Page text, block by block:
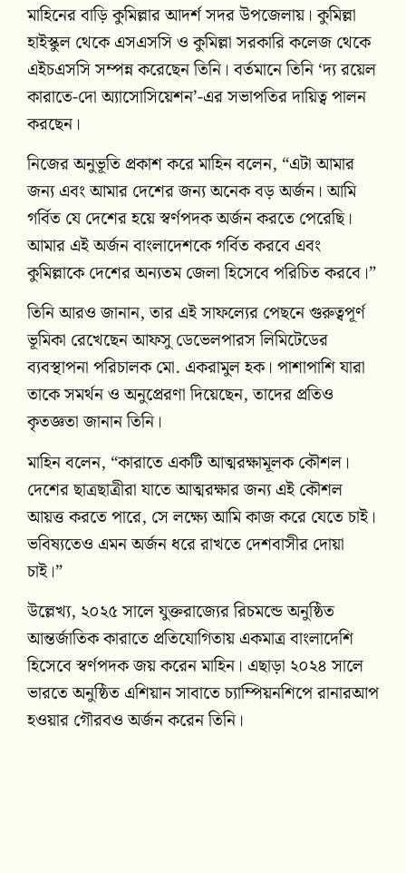
মাহিনের বাড়ি কুমিল্লার আদর্শ সদর উপজেলায়। কুমিল্লা
হাইস্কুল থেকে এসএসসি ও কুমিল্লা সরকারি কলেজ থেকে
এইচএসসি সম্পন্ন করেছেন তিনি। বর্তমানে তিনি ‘দ্য রয়েল
কারাতে-দো অ্যাসোসিয়েশন’-এর সভাপতির দায়িত্ব পালন
করছেন।
নিজের অনুভূতি প্রকাশ করে মাহিন বলেন, “এটা আমার
জন্য এবং আমার দেশের জন্য অনেক বড় অর্জন। আমি
গর্বিত যে দেশের হয়ে স্বর্ণপদক অর্জন করতে পেরেছি।
আমার এই অর্জন বাংলাদেশকে গর্বিত করবে এবং
কুমিল্লাকে দেশের অন্যতম জেলা হিসেবে পরিচিত করবে।”
তিনি আরও জানান, তার এই সাফল্যের পেছনে গুরুত্বপূর্ণ
ভূমিকা রেখেছেন আফসু ডেভেলপারস লিমিটেডের
ব্যবস্থাপনা পরিচালক মো. একরামুল হক। পাশাপাশি যারা
তাকে সমর্থন ও অনুপ্রেরণা দিয়েছেন, তাদের প্রতিও
কৃতজ্ঞতা জানান তিনি।
মাহিন বলেন, “কারাতে একটি আত্মরক্ষামূলক কৌশল।
দেশের ছাত্রছাত্রীরা যাতে আত্মরক্ষার জন্য এই কৌশল
আয়ত্ত করতে পারে, সে লক্ষ্যে আমি কাজ করে যেতে চাই।
ভবিষ্যতেও এমন অর্জন ধরে রাখতে দেশবাসীর দোয়া
চাই।”
উল্লেখ্য, ২০২৫ সালে যুক্তরাজ্যের রিচমন্ডে অনুষ্ঠিত
আন্তর্জাতিক কারাতে প্রতিযোগিতায় একমাত্র বাংলাদেশি
হিসেবে স্বর্ণপদক জয় করেন মাহিন। এছাড়া ২০২৪ সালে
ভারতে অনুষ্ঠিত এশিয়ান সাবাতে চ্যাম্পিয়নশিপে রানারআপ
হওয়ার গৌরবও অর্জন করেন তিনি।